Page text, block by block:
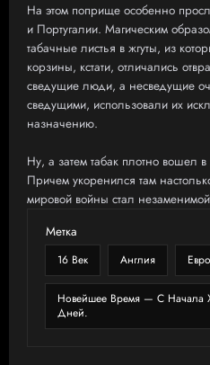
На этом поприще особенно
и Португалии. Магическим
табачные листья в жгуты, из
корзины, кстати, отличались
сведущие люди, а несведущие
сведущими, использовали их
назначению.
Ну, а затем табак плотно вошел
Причем укоренился там
мировой войны стал
Метка
16 Век Англия
Новейшее Время — С Начала
Дней.